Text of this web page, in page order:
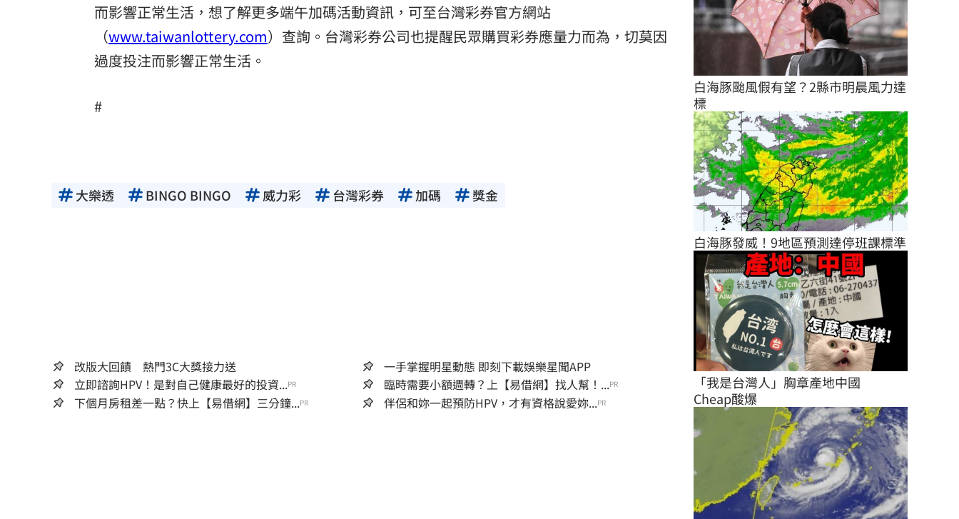
而影響正常生活，想了解更多端午加碼活動資訊，可至台灣彩券官方網站
（www.taiwanlottery.com）查詢。台灣彩券公司也提醒民眾購買彩券應量力而為，切莫因
過度投注而影響正常生活。
#
大樂透 BINGO BINGO 威力彩 台灣彩券 加碼 獎金
改版大回饋 熱門3C大獎接力送
一手掌握明星動態 即刻下載娛樂星聞APP
立即諮詢HPV！是對自己健康最好的投資...PR 臨時需要小額週轉？上【易借網】找人幫！...PR
下個月房租差一點？快上【易借網】三分鐘...PR 伴侶和妳一起預防HPV，才有資格說愛妳...PR
白海豚颱風假有望？2縣市明晨風力達
標
白海豚發威！9地區預測達停班課標準
「我是台灣人」胸章產地中國
Cheap酸爆